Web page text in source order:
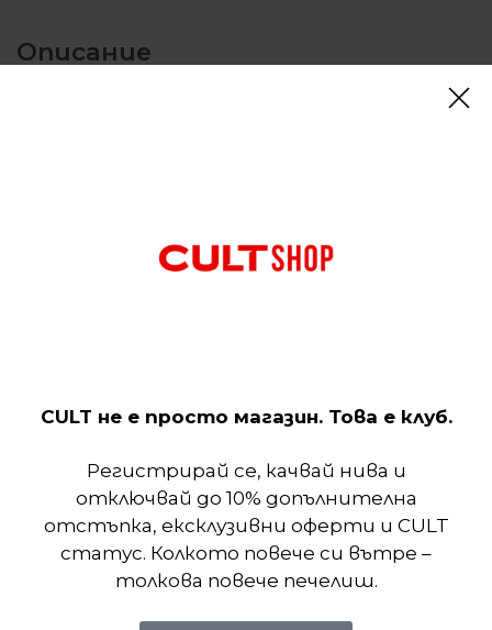
Описание
дължина на ръкава, модела пасва перфектно към
Отзиви (0)
Подобни продукти
CULT не е просто магазин. Това е клуб.
Регистрирай се, качвай нива и
отключвай до 10% допълнителна
отстъпка, ексклузивни оферти и CULT
статус. Колкото повече си вътре –
толкова повече печелиш.